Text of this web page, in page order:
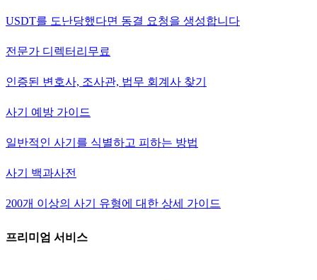
USDT를 도난당했다면 동결 요청을 생성합니다
전문가 디렉터리 무료
인증된 변호사, 조사관, 법무 회계사 찾기
사기 예방 가이드
일반적인 사기를 식별하고 피하는 방법
사기 백과사전
200개 이상의 사기 유형에 대한 상세 가이드
프리미엄 서비스